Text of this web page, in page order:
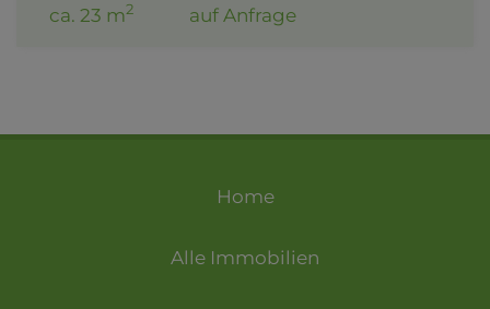
ca. 23 m2
auf Anfrage
Home
Alle Immobilien